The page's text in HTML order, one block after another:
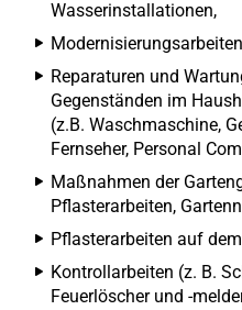
Wasserinstallationen,
Reparaturen und
Gegenständen im
(z.B. Waschmaschine,
Fernseher, Personal
Maßnahmen der
Pflasterarbeiten,
Pflasterarbeiten auf
Kontrollarbeiten (z. B.
Feuerlöscher und -